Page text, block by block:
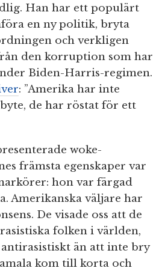
Han har ett populärt
en ny politik, bryta
och verkligen
den korruption som har
Biden-Harris-regimen.
: ”Amerika har inte
de har röstat för ett
woke-
främsta egenskaper var
hon var färgad
Amerikanska väljare har
De visade oss att de
folken i världen,
än att inte bry
kom till korta och